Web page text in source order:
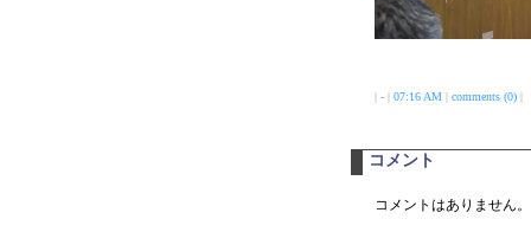
| - | 07:16 AM| comments (0)|
コメント
コメントはありません。